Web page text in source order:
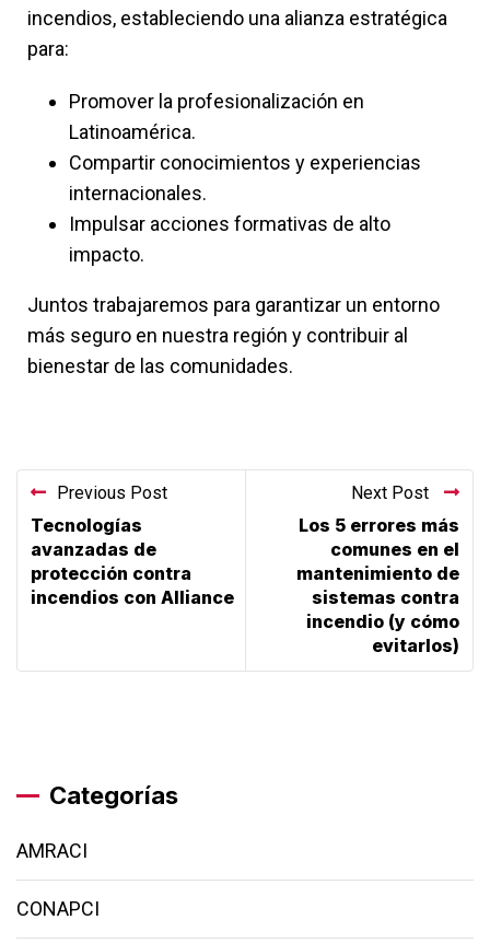
incendios, estableciendo una alianza estratégica
para:
Promover la profesionalización en
Latinoamérica.
Compartir conocimientos y experiencias
internacionales.
Impulsar acciones formativas de alto
impacto.
Juntos trabajaremos para garantizar un entorno
más seguro en nuestra región y contribuir al
bienestar de las comunidades.
Previous Post
Tecnologías
avanzadas de
protección contra
incendios con Alliance
Next Post
Los 5 errores más
comunes en el
mantenimiento de
sistemas contra
incendio (y cómo
evitarlos)
Categorías
AMRACI
CONAPCI